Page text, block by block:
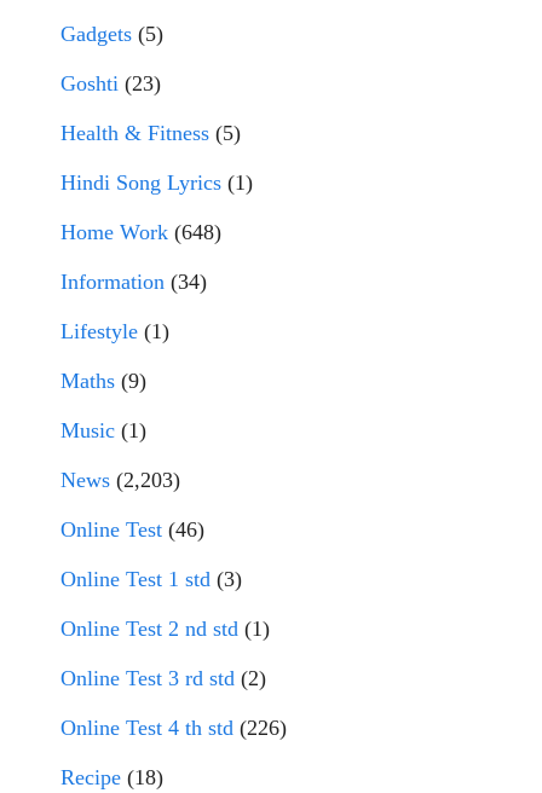
Gadgets (5)
Goshti (23)
Health & Fitness (5)
Hindi Song Lyrics (1)
Home Work (648)
Information (34)
Lifestyle (1)
Maths (9)
Music (1)
News (2,203)
Online Test (46)
Online Test 1 std (3)
Online Test 2 nd std (1)
Online Test 3 rd std (2)
Online Test 4 th std (226)
Recipe (18)